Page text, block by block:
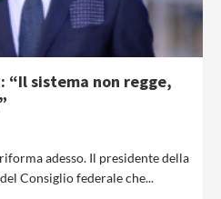
“Il sistema non regge,
adesso. Il presidente della
Consiglio federale che...